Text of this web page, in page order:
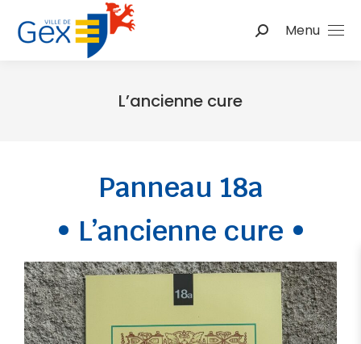
Menu
L’ancienne cure
Panneau 18a
• L’ancienne cure •